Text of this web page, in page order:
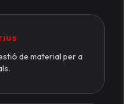
de material per a